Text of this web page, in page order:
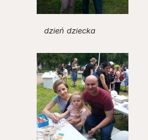
dzień dziecka